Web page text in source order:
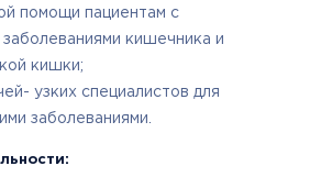
помощи пациентам с
кишечника и
кишки;
узких специалистов для
заболеваниями.